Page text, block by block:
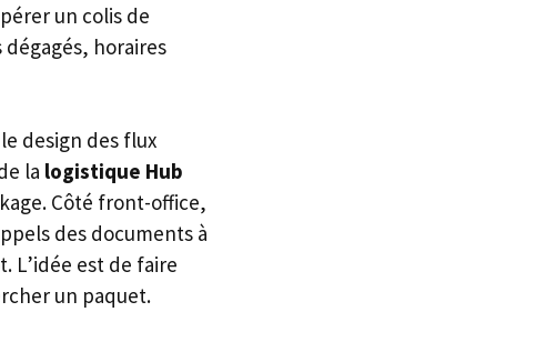
un colis de
horaires
design des flux
la logistique Hub
Côté front-office,
des documents à
L’idée est de faire
un paquet.